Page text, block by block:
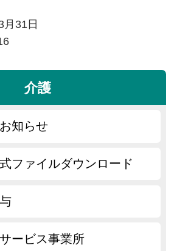
月31日
介護
知らせ
ファイルダウンロード
ービス事業所